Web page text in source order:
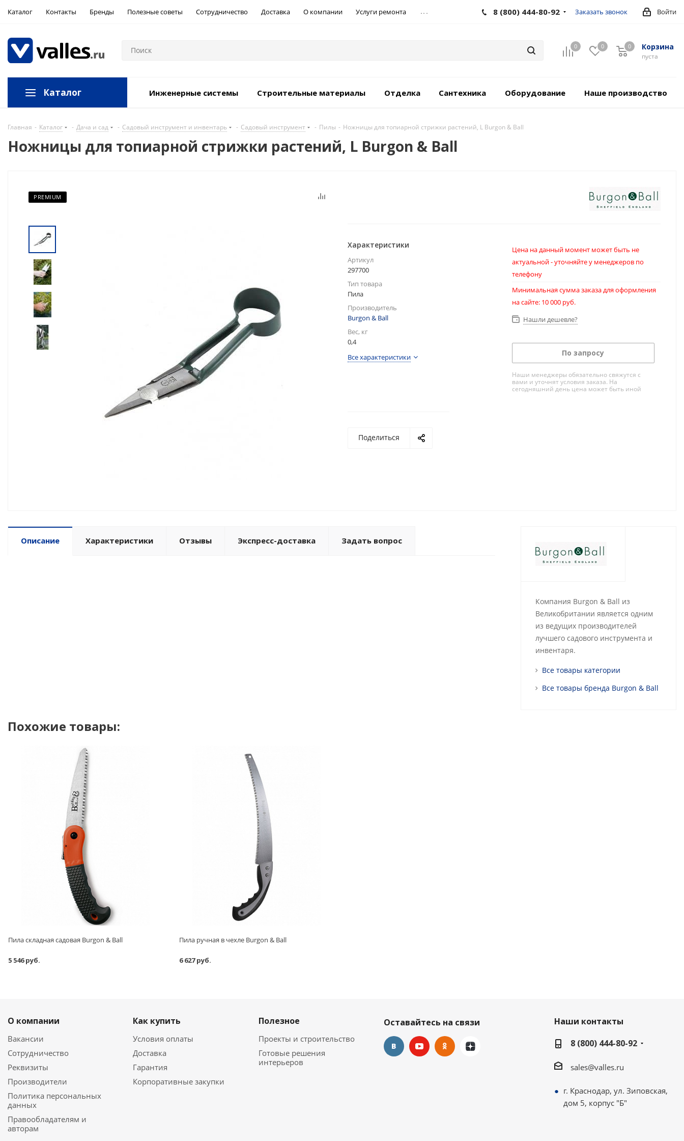
Каталог Контакты Бренды Полезные советы Сотрудничество Доставка О компании Услуги ремонта ... Войти
8 (800) 444-80-92 Заказать звонок
0 0 Корзина
пуста
0
Каталог Инженерные системы Строительные материалы Отделка Сантехника Оборудование Наше производство
Главная - Каталог - Дача и сад - Садовый инструмент и инвентарь - Садовый инструмент - Пилы - Ножницы для топиарной стрижки растений, L Burgon & Ball
Ножницы для топиарной стрижки растений, L Burgon & Ball
PREMIUM
Характеристики
Артикул
297700
Тип товара
Пила
Производитель
Burgon & Ball
Вес, кг
0,4
Все характеристики
Цена на данный момент может быть не
актуальной - уточняйте у менеджеров по
телефону
Минимальная сумма заказа для оформления
на сайте: 10 000 руб.
Нашли дешевле?
По запросу
Наши менеджеры обязательно свяжутся с
вами и уточнят условия заказа. На
сегодняшний день цена может быть иной
Поделиться
Описание Характеристики Отзывы Экспресс-доставка Задать вопрос
Компания Burgon & Ball из
Великобритании является одним
из ведущих производителей
лучшего садового инструмента и
инвентаря.
Все товары категории
Все товары бренда Burgon & Ball
Похожие товары:
Пила складная садовая Burgon & Ball
5 546 руб.
Пила ручная в чехле Burgon & Ball
6 627 руб.
О компании
Вакансии
Сотрудничество
Реквизиты
Производители
Политика персональных
данных
Правообладателям и
авторам
Как купить
Условия оплаты
Доставка
Гарантия
Корпоративные закупки
Полезное
Проекты и строительство
Готовые решения
интерьеров
Оставайтесь на связи
Наши контакты
8 (800) 444-80-92
sales@valles.ru
г. Краснодар, ул. Зиповская,
дом 5, корпус "Б"